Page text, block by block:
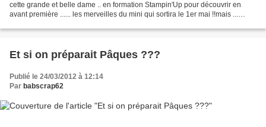
cette grande et belle dame .. en formation Stampin'Up pour découvrir en
avant première ...... les merveilles du mini qui sortira le 1er mai !!mais ...
Et si on préparait Pâques ???
Publié le 24/03/2012 à 12:14
Par babscrap62